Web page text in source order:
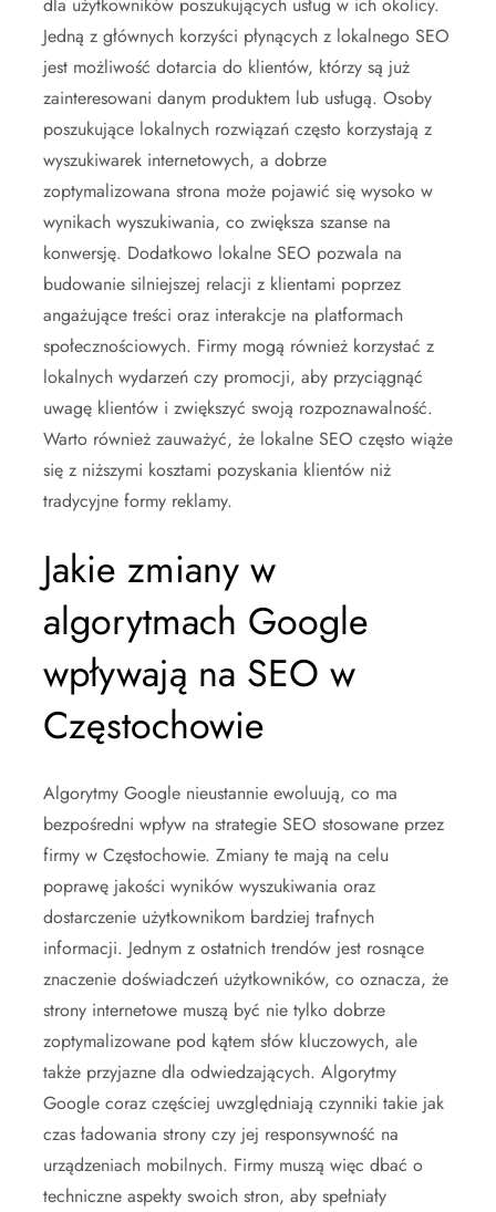
Jedną z głównych korzyści płynących z lokalnego SEO
jest możliwość dotarcia do klientów, którzy są już
zainteresowani danym produktem lub usługą. Osoby
poszukujące lokalnych rozwiązań często korzystają z
wyszukiwarek internetowych, a dobrze
zoptymalizowana strona może pojawić się wysoko w
wynikach wyszukiwania, co zwiększa szanse na
konwersję. Dodatkowo lokalne SEO pozwala na
budowanie silniejszej relacji z klientami poprzez
angażujące treści oraz interakcje na platformach
społecznościowych. Firmy mogą również korzystać z
lokalnych wydarzeń czy promocji, aby przyciągnąć
uwagę klientów i zwiększyć swoją rozpoznawalność.
Warto również zauważyć, że lokalne SEO często wiąże
się z niższymi kosztami pozyskania klientów niż
tradycyjne formy reklamy.
Jakie zmiany w
algorytmach Google
wpływają na SEO w
Częstochowie
Algorytmy Google nieustannie ewoluują, co ma
bezpośredni wpływ na strategie SEO stosowane przez
firmy w Częstochowie. Zmiany te mają na celu
poprawę jakości wyników wyszukiwania oraz
dostarczenie użytkownikom bardziej trafnych
informacji. Jednym z ostatnich trendów jest rosnące
znaczenie doświadczeń użytkowników, co oznacza, że
strony internetowe muszą być nie tylko dobrze
zoptymalizowane pod kątem słów kluczowych, ale
także przyjazne dla odwiedzających. Algorytmy
Google coraz częściej uwzględniają czynniki takie jak
czas ładowania strony czy jej responsywność na
urządzeniach mobilnych. Firmy muszą więc dbać o
techniczne aspekty swoich stron, aby spełniały